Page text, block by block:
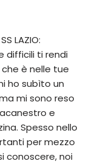
LAZIO:
difficili ti rendi
è nelle tue
ho subìto un
mi sono reso
e
Spesso nello
per mezzo
conoscere, noi